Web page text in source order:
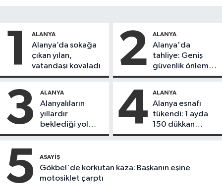
1 ALANYA
Alanya’da sokağa
çıkan yılan,
vatandaşı kovaladı
2 ALANYA
Alanya'da
tahliye: Geniş
güvenlik önlemi
alındı
3 ALANYA
Alanyalıların
yıllardır
beklediği yol
askıdan döndü
4 ALANYA
Alanya esnafı
tükendi: 1 ayda
150 dükkan
kapandı
5 ASAYIŞ
Gökbel'de korkutan kaza: Başkanın eşine
motosiklet çarptı